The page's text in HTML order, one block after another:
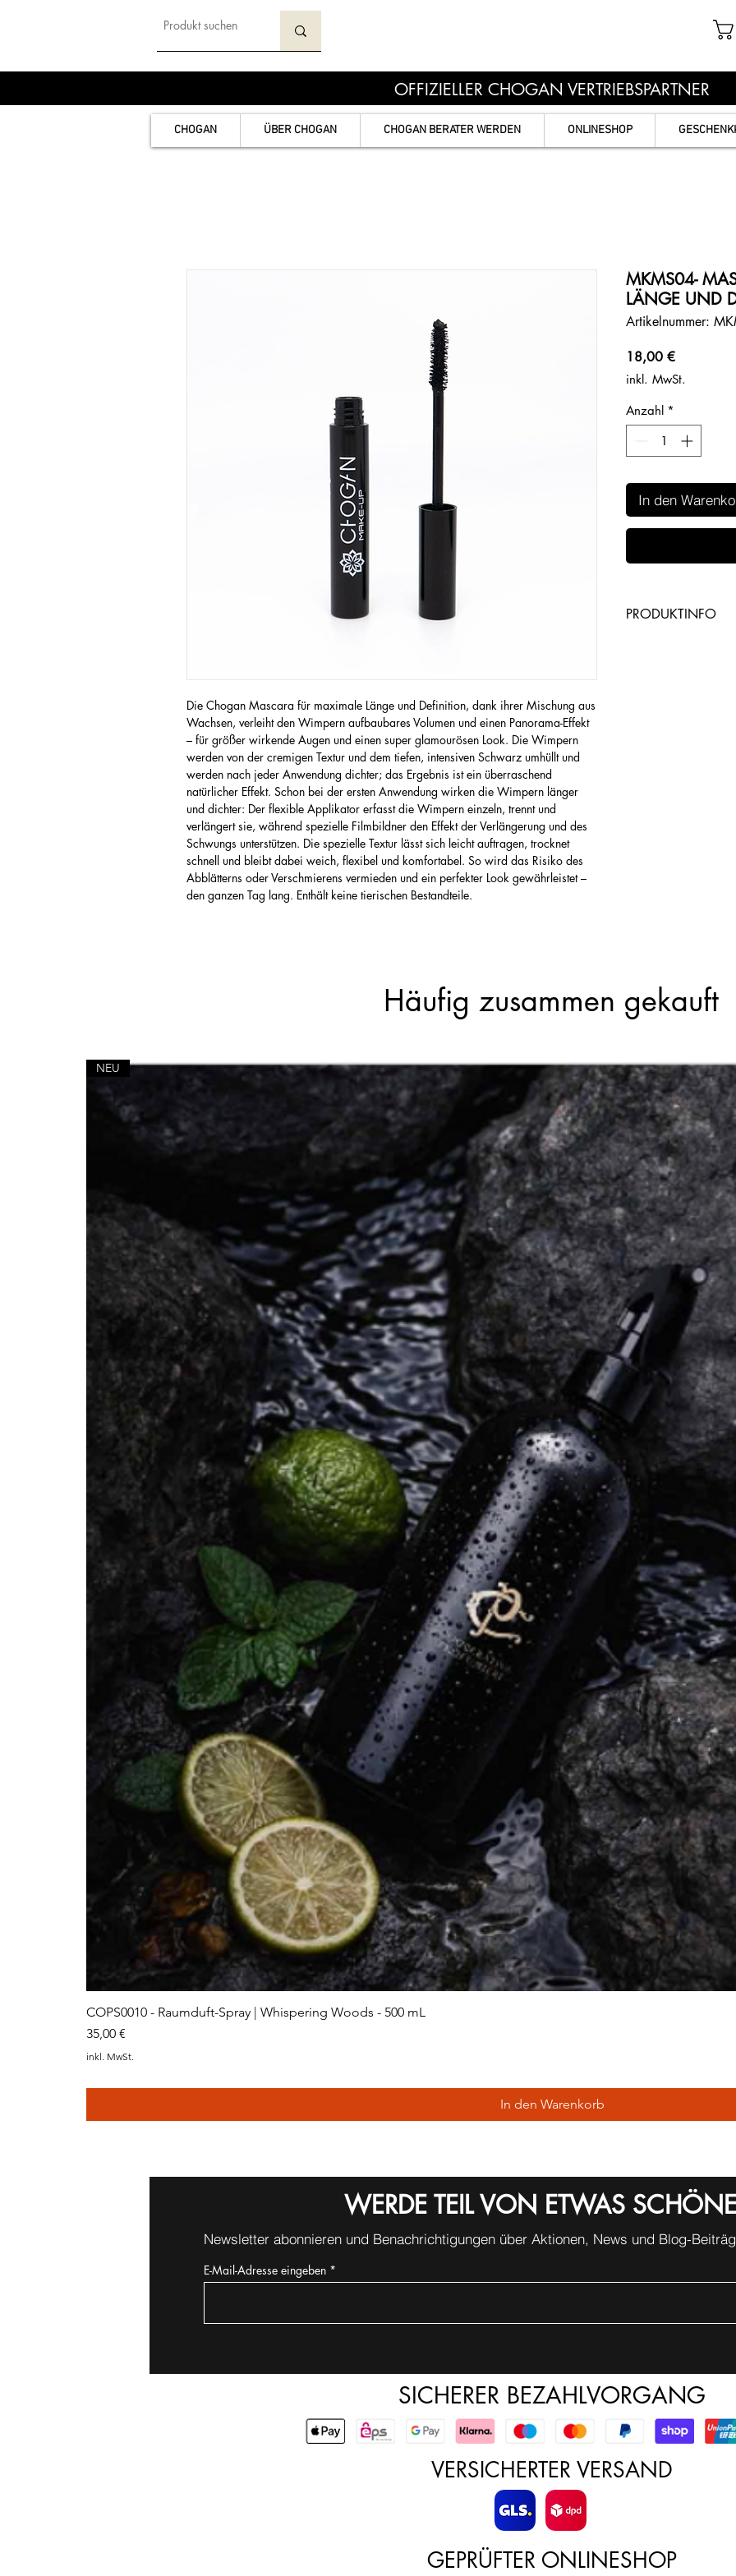
OFFIZIELLER CHOGAN VERTRIEBSPARTNER
CHOGAN ÜBER CHOGAN CHOGAN BERATER WERDEN ONLINESHOP
Die Chogan Mascara für maximale Länge und Definition, dank ihrer Mischung aus
Wachsen, verleiht den Wimpern aufbaubares Volumen und einen Panorama-Effekt
– für größer wirkende Augen und einen super glamourösen Look. Die Wimpern
werden von der cremigen Textur und dem tiefen, intensiven Schwarz umhüllt und
werden nach jeder Anwendung dichter; das Ergebnis ist ein überraschend
natürlicher Effekt. Schon bei der ersten Anwendung wirken die Wimpern länger
und dichter: Der flexible Applikator erfasst die Wimpern einzeln, trennt und
verlängert sie, während spezielle Filmbildner den Effekt der Verlängerung und des
Schwungs unterstützen. Die spezielle Textur lässt sich leicht auftragen, trocknet
schnell und bleibt dabei weich, flexibel und komfortabel. So wird das Risiko des
Abblätterns oder Verschmierens vermieden und ein perfekter Look gewährleistet –
den ganzen Tag lang. Enthält keine tierischen Bestandteile.
MKMS04-
LÄNGE UND
Artikelnummer:
18,00 €Preis
inkl. MwSt.
Anzahl *
In den
PRODUKTINFO
Häufig zusammen gekauft
NEU
COPS0010 - Raumduft-Spray | Whispering Woods - 500 mL
Preis
35,00 €
inkl. MwSt.
In den Warenkorb
WERDE TEIL VON ETWAS
Newsletter abonnieren und Benachrichtigungen über Aktionen, News und Blog-
E-Mail-Adresse eingeben
SICHERER BEZAHLVORGANG
VERSICHERTER VERSAND
GEPRÜFTER ONLINESHOP